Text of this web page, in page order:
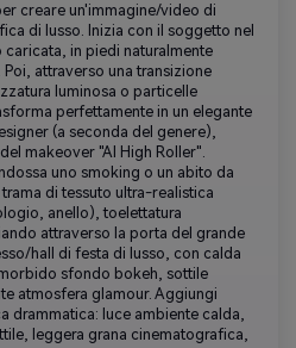
creare un'immagine/video di
di lusso. Inizia con il soggetto nel
in piedi naturalmente
attraverso una transizione
luminosa o particelle
perfettamente in un elegante
(a seconda del genere),
makeover "AI High Roller".
uno smoking o un abito da
di tessuto ultra-realistica
anello), toelettatura
attraverso la porta del grande
hall di festa di lusso, con calda
sfondo bokeh, sottile
atmosfera glamour. Aggiungi
drammatica: luce ambiente calda,
leggera grana cinematografica,